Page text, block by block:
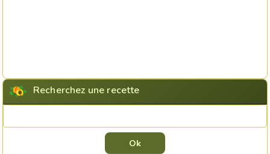
Recherchez une recette